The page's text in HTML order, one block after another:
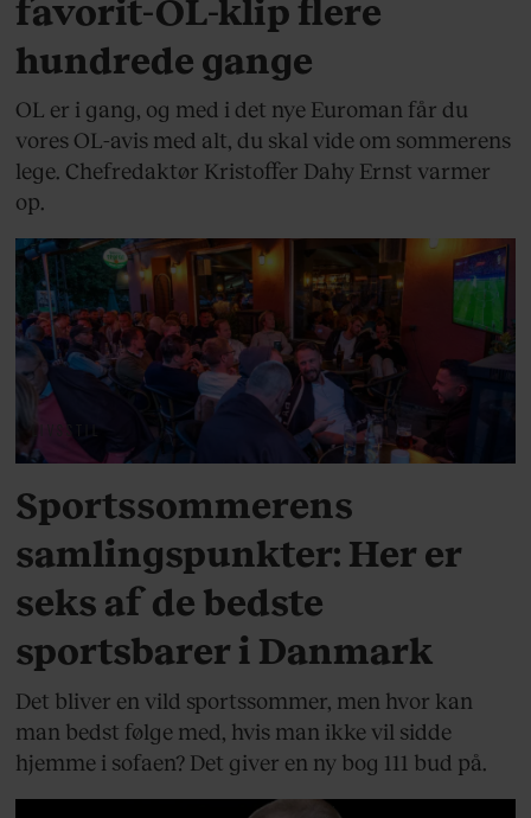
favorit-OL-klip flere
hundrede gange
OL er i gang, og med i det nye Euroman får du
vores OL-avis med alt, du skal vide om sommerens
lege. Chefredaktør Kristoffer Dahy Ernst varmer
op.
LIVSSTIL
Sportssommerens
samlingspunkter: Her er
seks af de bedste
sportsbarer i Danmark
Det bliver en vild sportssommer, men hvor kan
man bedst følge med, hvis man ikke vil sidde
hjemme i sofaen? Det giver en ny bog 111 bud på.